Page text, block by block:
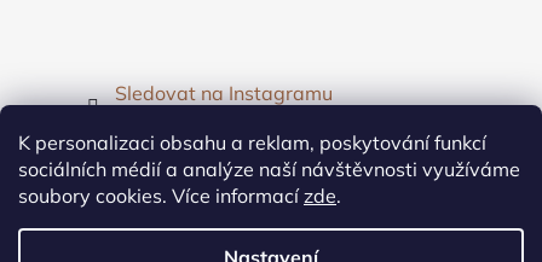
K personalizaci obsahu a reklam, poskytování funkcí
sociálních médií a analýze naší návštěvnosti využíváme
soubory cookies. Více informacízde.
Nastavení
Sledovat na Instagramu
Facebook